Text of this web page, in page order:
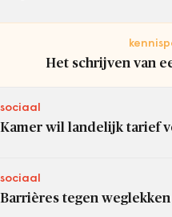
Het schrijven van
sociaal
Kamer wil landelijk tarief
sociaal
Barrières tegen